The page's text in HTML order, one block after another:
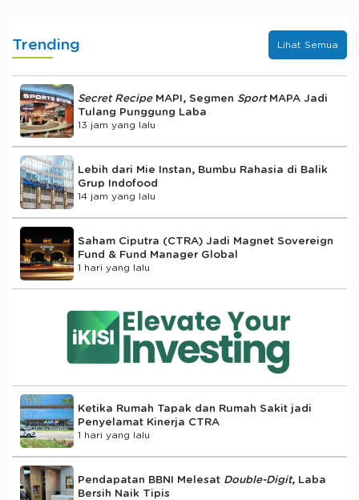
Trending Lihat Semua
Secret RecipeMAPI, Segmen Sport MAPA Jadi
Tulang Punggung Laba
13 jam yang lalu
Lebih dari Mie Instan, Bumbu Rahasia di Balik
Grup Indofood
14 jam yang lalu
Saham Ciputra (CTRA) Jadi Magnet Sovereign
Fund & Fund Manager Global
1 hari yang lalu
Ketika Rumah Tapak dan Rumah Sakit jadi
Penyelamat Kinerja CTRA
1 hari yang lalu
Pendapatan BBNI Melesat Double-Digit, Laba
Bersih Naik Tipis